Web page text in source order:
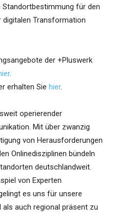
Standortbestimmung für den
digitalen Transformation
der +Pluswerk
.
erhalten Sie hier.
operierender
Mit über zwanzig
von Herausforderungen
Onlinedisziplinen bündeln
deutschlandweit.
von Experten
es uns für unsere
auch regional präsent zu